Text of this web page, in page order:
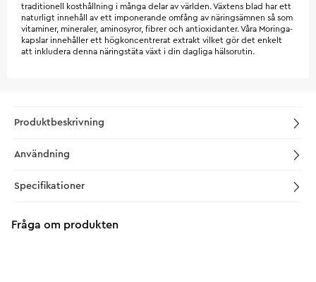
traditionell kosthållning i många delar av världen. Växtens blad har ett
naturligt innehåll av ett imponerande omfång av näringsämnen så som
vitaminer, mineraler, aminosyror, fibrer och antioxidanter. Våra Moringa-
kapslar innehåller ett högkoncentrerat extrakt vilket gör det enkelt
att inkludera denna näringstäta växt i din dagliga hälsorutin.
Produktbeskrivning
Användning
Specifikationer
Fråga om produkten